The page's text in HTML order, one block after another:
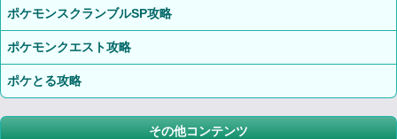
ポケモンスクランブルSP攻略
ポケモンクエスト攻略
ポケとる攻略
その他コンテンツ